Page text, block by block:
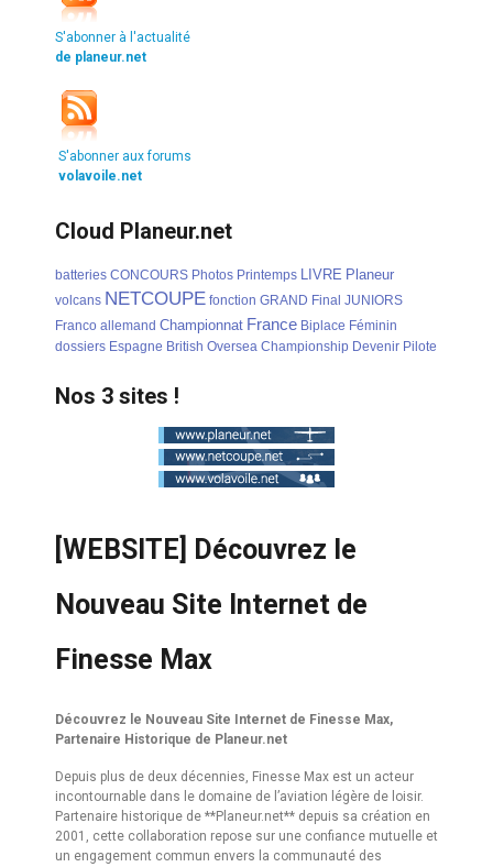
S'abonner à l'actualité
de planeur.net
S'abonner aux forums
volavoile.net
Cloud Planeur.net
batteries CONCOURS Photos Printemps LIVRE Planeur
volcans NETCOUPE fonction GRAND Final JUNIORS
Franco allemand Championnat France Biplace Féminin
dossiers Espagne British Oversea Championship Devenir Pilote
Nos 3 sites !
[WEBSITE] Découvrez le
Nouveau Site Internet de
Finesse Max
Découvrez le Nouveau Site Internet de Finesse Max,
Partenaire Historique de Planeur.net
Depuis plus de deux décennies, Finesse Max est un acteur
incontournable dans le domaine de l’aviation légère de loisir.
Partenaire historique de **Planeur.net** depuis sa création en
2001, cette collaboration repose sur une confiance mutuelle et
un engagement commun envers la communauté des